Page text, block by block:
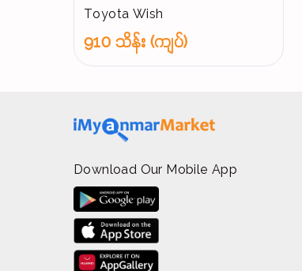
Toyota Wish
910 သိန်း (ကျပ်)
Download Our Mobile App